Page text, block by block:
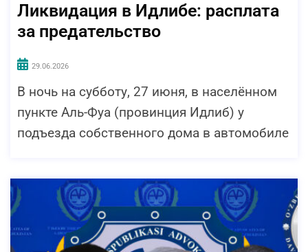
Ликвидация в Идлибе: расплата
за предательство
29.06.2026
В ночь на субботу, 27 июня, в населённом
пункте Аль-Фуа (провинция Идлиб) у
подъезда собственного дома в автомобиле